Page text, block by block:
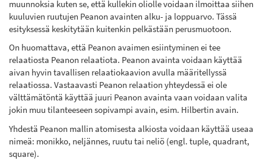
muunnoksia kuten se, että kullekin oliolle voidaan ilmoittaa siihen
kuuluvien ruutujen Peanon avainten alku- ja loppuarvo. Tässä
esityksessä keskitytään kuitenkin pelkästään perusmuotoon.
On huomattava, että Peanon avaimen esiintyminen ei tee
relaatiosta Peanon relaatiota. Peanon avainta voidaan käyttää
aivan hyvin tavallisen relaatiokaavion avulla määritellyssä
relaatiossa. Vastaavasti Peanon relaation yhteydessä ei ole
välttämätöntä käyttää juuri Peanon avainta vaan voidaan valita
jokin muu tilanteeseen sopivampi avain, esim. Hilbertin avain.
Yhdestä Peanon mallin atomisesta alkiosta voidaan käyttää useaa
nimeä: monikko, neljännes, ruutu tai neliö (engl. tuple, quadrant,
square).